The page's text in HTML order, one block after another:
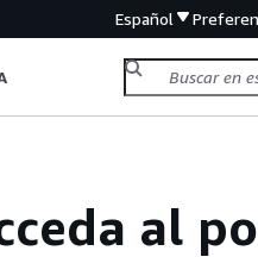
Español
al